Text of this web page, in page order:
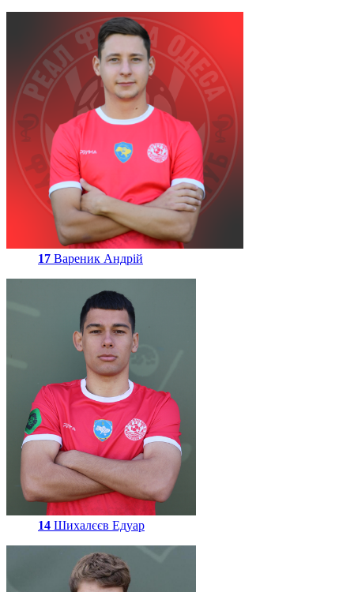
17 Вареник Андрій
14 Шихалєєв Едуар